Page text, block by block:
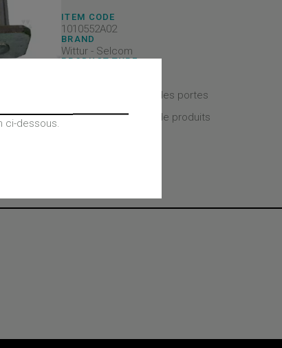
ITEM CODE
1010552A02
BRAND
Wittur - Selcom
PRODUCT TYPE
Pièces mécaniques des portes
Toutes les gammes de produits
ci-dessous.